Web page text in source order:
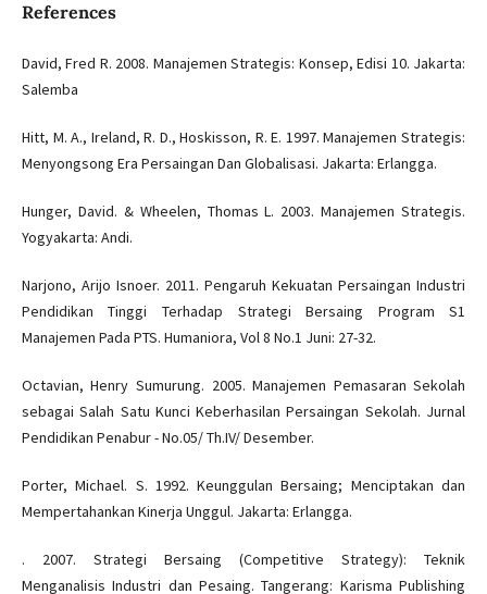
References
David, Fred R. 2008. Manajemen Strategis: Konsep, Edisi 10. Jakarta:
Salemba
Hitt, M. A., Ireland, R. D., Hoskisson, R. E. 1997. Manajemen Strategis:
Menyongsong Era Persaingan Dan Globalisasi. Jakarta: Erlangga.
Hunger, David. & Wheelen, Thomas L. 2003. Manajemen Strategis.
Yogyakarta: Andi.
Narjono, Arijo Isnoer. 2011. Pengaruh Kekuatan Persaingan Industri
Pendidikan Tinggi Terhadap Strategi Bersaing Program S1
Manajemen Pada PTS. Humaniora, Vol 8 No.1 Juni: 27-32.
Octavian, Henry Sumurung. 2005. Manajemen Pemasaran Sekolah
sebagai Salah Satu Kunci Keberhasilan Persaingan Sekolah. Jurnal
Pendidikan Penabur - No.05/ Th.IV/ Desember.
Porter, Michael. S. 1992. Keunggulan Bersaing; Menciptakan dan
Mempertahankan Kinerja Unggul. Jakarta: Erlangga.
. 2007. Strategi Bersaing (Competitive Strategy): Teknik
Menganalisis Industri dan Pesaing. Tangerang: Karisma Publishing